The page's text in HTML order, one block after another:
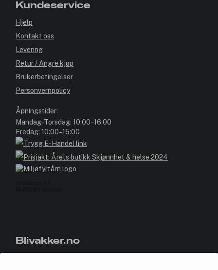
Kundeservice
Hjelp
Kontakt oss
Levering
Retur / Angre kjøp
Brukerbetingelser
Personvernpolicy
Åpningstider:
Mandag–Torsdag: 10:00–16:00
Fredag: 10:00–15:00
Blivakker.no